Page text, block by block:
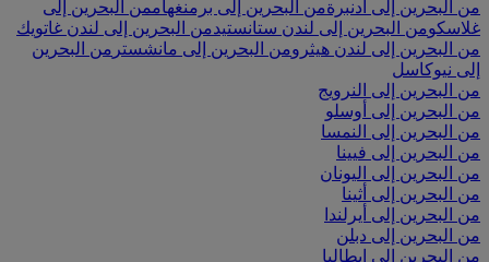
من البحرين إلى أدنبرةمن البحرين إلى برمنغهاممن البحرين إلى
غلاسكومن البحرين إلى لندن ستانستيدمن البحرين إلى لندن غاتويك
من البحرين إلى لندن هيثرومن البحرين إلى مانشستر من البحرين
إلى نيوكاسل
من البحرين إلى النرويج
من البحرين إلى أوسلو
من البحرين إلى النمسا
من البحرين إلى فيينا
من البحرين إلى اليونان
من البحرين إلى أثينا
من البحرين إلى أيرلندا
من البحرين إلى دبلن
من البحرين إلى إيطاليا